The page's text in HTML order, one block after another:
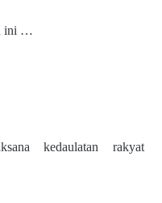
ini …
kedaulatan rakyat